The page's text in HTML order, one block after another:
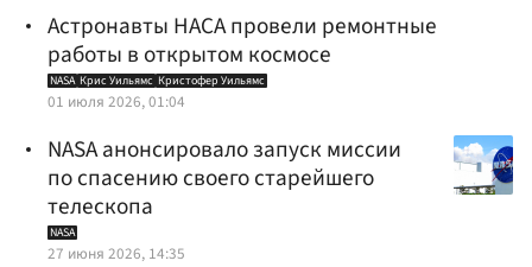
Астронавты НАСА провели ремонтные
работы в открытом космосе
NASA Крис Уильямс Кристофер Уильямс
01 июля 2026, 01:04
NASA анонсировало запуск миссии
по спасению своего старейшего
телескопа
NASA
27 июня 2026, 14:35